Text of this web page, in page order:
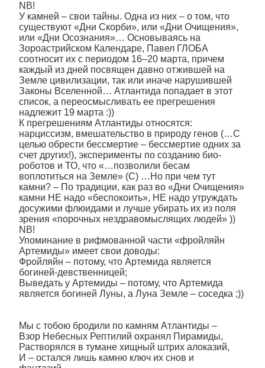
NB!
У камней – свои тайны. Одна из них – о том, что
существуют «Дни Скорби», или «Дни Очищения»,
или «Дни Осознания»… Основываясь на
Зороастрийском Календаре, Павел ГЛОБА
соотносит их с периодом 16–20 марта, причем
каждый из дней посвящен давно отжившей на
Земле цивилизации, так или иначе нарушившей
Законы Вселенной… Атлантида попадает в этот
список, а переосмысливать ее прегрешения
надлежит 19 марта :))
К прегрешениям Атлантиды относятся:
нарциссизм, вмешательство в природу генов (…С
целью обрести бессмертие – бессмертие одних за
счет других!), эксперименты по созданию био-
роботов и ТО, что «…позволили бесам
воплотиться на Земле» (С) …Но при чем тут
камни? – По традиции, как раз во «Дни Очищения»
камни НЕ надо «беспокоить», НЕ надо утруждать
досужими флюидами и лучше убирать их из поля
зрения «порочных нездравомыслящих людей» ))
NB!
Упоминание в рифмованной части «фройляйн
Артемиды» имеет свои доводы:
Фройляйн – потому, что Артемида является
богиней-девственницей;
Выведать у Артемиды – потому, что Артемида
является богиней Луны, а Луна Земле – соседка ;))
Мы с тобою бродили по камням Атлантиды –
Взор Небесных Рептилий охранял Пирамиды,
Растворялся в тумане хищный штрих алоказий,
И – остался лишь камню ключ их снов и